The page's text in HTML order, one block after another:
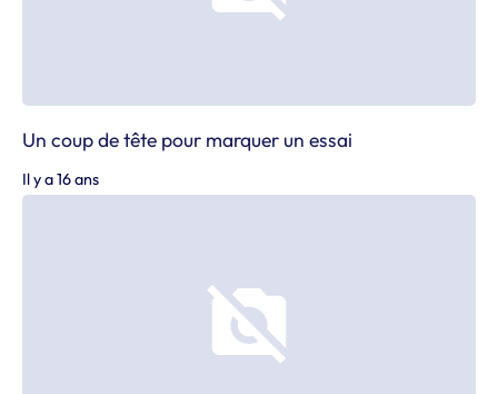
Un coup de tête pour marquer un essai
Il y a 16 ans